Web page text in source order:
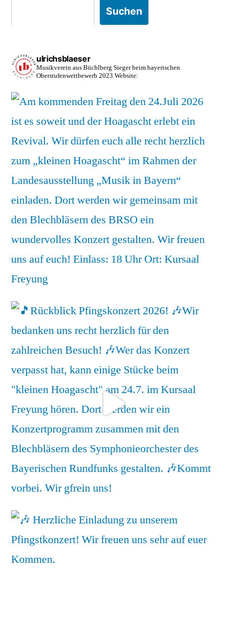
Suchen
ulrichsblaeser
Musikverein aus BüchlbergSieger beim bayerischen
Oberstufenwettbewerb 2023 Website: